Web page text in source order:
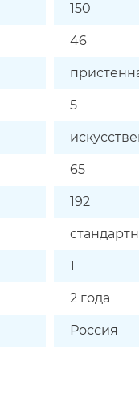
150
46
5
65
192
1
2 года
Россия